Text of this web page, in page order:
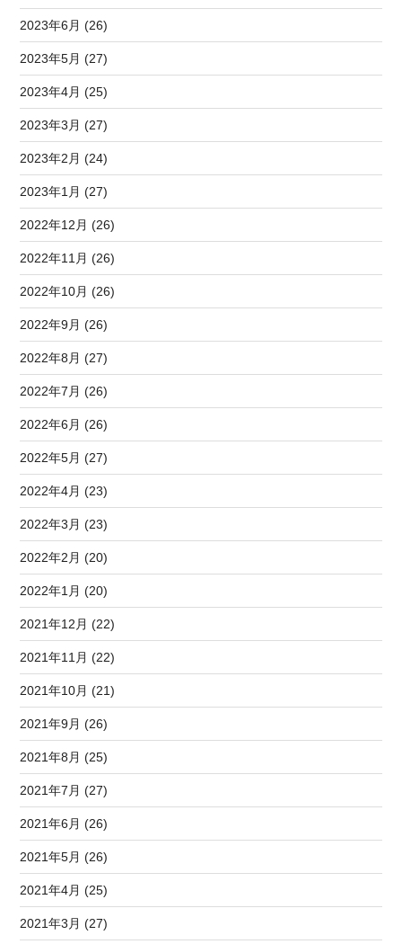
2023年6月 (26)
2023年5月 (27)
2023年4月 (25)
2023年3月 (27)
2023年2月 (24)
2023年1月 (27)
2022年12月 (26)
2022年11月 (26)
2022年10月 (26)
2022年9月 (26)
2022年8月 (27)
2022年7月 (26)
2022年6月 (26)
2022年5月 (27)
2022年4月 (23)
2022年3月 (23)
2022年2月 (20)
2022年1月 (20)
2021年12月 (22)
2021年11月 (22)
2021年10月 (21)
2021年9月 (26)
2021年8月 (25)
2021年7月 (27)
2021年6月 (26)
2021年5月 (26)
2021年4月 (25)
2021年3月 (27)